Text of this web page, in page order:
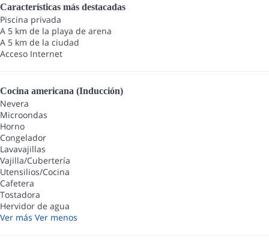
Características más destacadas
Piscina privada
A 5 km de la playa de arena
A 5 km de la ciudad
Acceso Internet
Cocina americana (Inducción)
Nevera
Microondas
Horno
Congelador
Lavavajillas
Vajilla/Cubertería
Utensilios/Cocina
Cafetera
Tostadora
Hervidor de agua
Ver más Ver menos